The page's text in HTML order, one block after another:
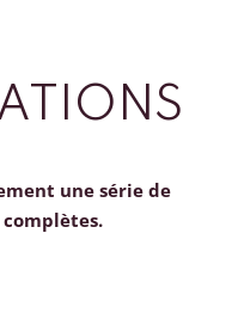
une série de